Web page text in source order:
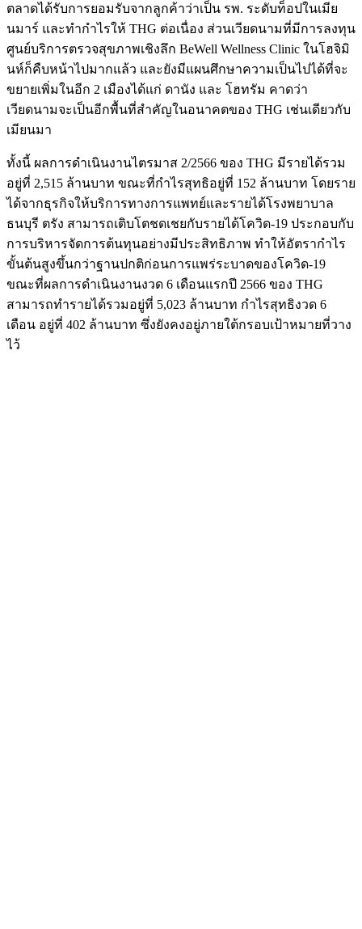
ตลาดได้รับการยอมรับจากลูกค้าว่าเป็น รพ. ระดับท็อปในเมีย
นมาร์ และทำกำไรให้ THG ต่อเนื่อง ส่วนเวียดนามที่มีการลงทุน
ศูนย์บริการตรวจสุขภาพเชิงลึก BeWell Wellness Clinic ในโฮจิมิ
นห์ก็คืบหน้าไปมากแล้ว และยังมีแผนศึกษาความเป็นไปได้ที่จะ
ขยายเพิ่มในอีก 2 เมืองได้แก่ ดานัง และ โฮทรัม คาดว่า
เวียดนามจะเป็นอีกพื้นที่สำคัญในอนาคตของ THG เช่นเดียวกับ
เมียนมา
ทั้งนี้ ผลการดำเนินงานไตรมาส 2/2566 ของ THG มีรายได้รวม
อยู่ที่ 2,515 ล้านบาท ขณะที่กำไรสุทธิอยู่ที่ 152 ล้านบาท โดยราย
ได้จากธุรกิจให้บริการทางการแพทย์และรายได้โรงพยาบาล
ธนบุรี ตรัง สามารถเติบโตชดเชยกับรายได้โควิด-19 ประกอบกับ
การบริหารจัดการต้นทุนอย่างมีประสิทธิภาพ ทำให้อัตรากำไร
ขั้นต้นสูงขึ้นกว่าฐานปกติก่อนการแพร่ระบาดของโควิด-19
ขณะที่ผลการดำเนินงานงวด 6 เดือนแรกปี 2566 ของ THG
สามารถทำรายได้รวมอยู่ที่ 5,023 ล้านบาท กำไรสุทธิงวด 6
เดือน อยู่ที่ 402 ล้านบาท ซึ่งยังคงอยู่ภายใต้กรอบเป้าหมายที่วาง
ไว้